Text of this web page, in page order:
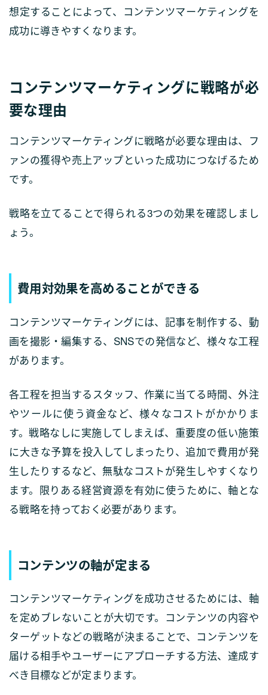
想定することによって、コンテンツマーケティングを
成功に導きやすくなります。
コンテンツマーケティングに戦略が必
要な理由
コンテンツマーケティングに戦略が必要な理由は、フ
ァンの獲得や売上アップといった成功につなげるため
です。
戦略を立てることで得られる3つの効果を確認しまし
ょう。
費用対効果を高めることができる
コンテンツマーケティングには、記事を制作する、動
画を撮影・編集する、SNSでの発信など、様々な工程
があります。
各工程を担当するスタッフ、作業に当てる時間、外注
やツールに使う資金など、様々なコストがかかりま
す。戦略なしに実施してしまえば、重要度の低い施策
に大きな予算を投入してしまったり、追加で費用が発
生したりするなど、無駄なコストが発生しやすくなり
ます。限りある経営資源を有効に使うために、軸とな
る戦略を持っておく必要があります。
コンテンツの軸が定まる
コンテンツマーケティングを成功させるためには、軸
を定めブレないことが大切です。コンテンツの内容や
ターゲットなどの戦略が決まることで、コンテンツを
届ける相手やユーザーにアプローチする方法、達成す
べき目標などが定まります。